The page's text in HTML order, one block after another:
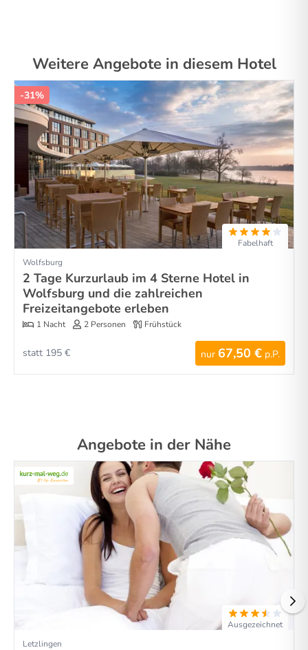
Weitere Angebote in diesem Hotel
-31%
Fabelhaft
Wolfsburg
2 Tage Kurzurlaub im 4 Sterne Hotel in
Wolfsburg und die zahlreichen
Freizeitangebote erleben
1 Nacht 2 Personen Frühstück
nur 67,50 € p.P.
statt 195 €
Angebote in der Nähe
Ausgezeichnet
Letzlingen